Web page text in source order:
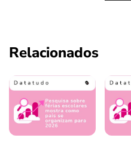
Relacionados